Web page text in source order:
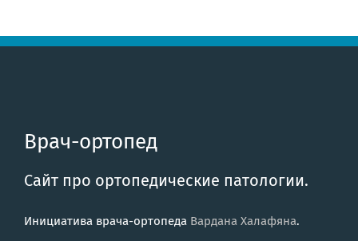
Врач-ортопед
Сайт про ортопедические патологии.
Инициатива врача-ортопеда Вардана Халафяна.